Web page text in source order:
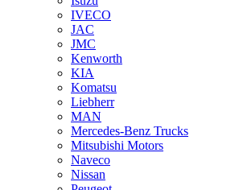
IVECO
JAC
JMC
Kenworth
KIA
Komatsu
Liebherr
MAN
Mercedes-Benz Trucks
Mitsubishi Motors
Naveco
Nissan